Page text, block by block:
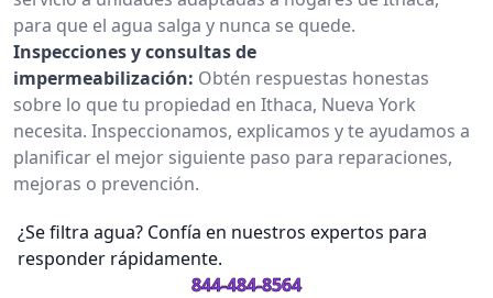
para que el agua salga y nunca se quede.
Inspecciones y consultas de
impermeabilización: Obtén respuestas honestas
sobre lo que tu propiedad en Ithaca, Nueva York
necesita. Inspeccionamos, explicamos y te ayudamos a
planificar el mejor siguiente paso para reparaciones,
mejoras o prevención.
¿Se filtra agua? Confía en nuestros expertos para
responder rápidamente.
844-484-8564